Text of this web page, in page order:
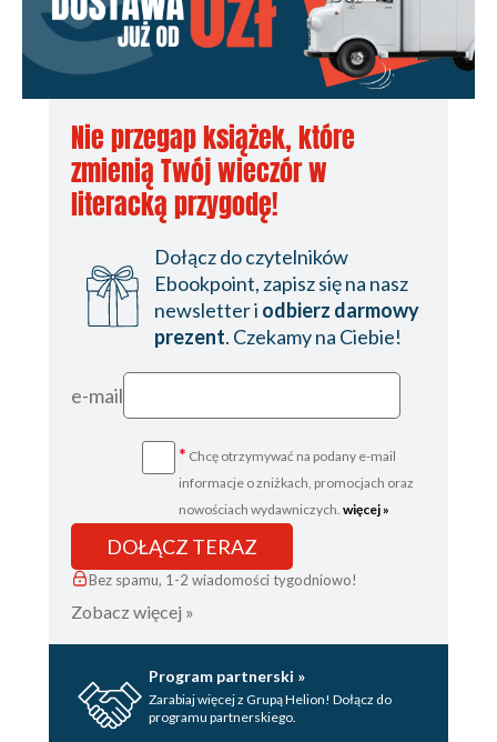
Nie przegap książek, które
zmienią Twój wieczór w
literacką przygodę!
Dołącz do czytelników
Ebookpoint, zapisz się na nasz
newsletter i odbierz darmowy
prezent. Czekamy na Ciebie!
e-mail
* Chcę otrzymywać na podany e-mail
informacje o zniżkach, promocjach oraz
nowościach wydawniczych. więcej »
DOŁĄCZ TERAZ
Bez spamu, 1-2 wiadomości tygodniowo!
Zobacz więcej »
Program partnerski »
Zarabiaj więcej z Grupą Helion! Dołącz do
programu partnerskiego.